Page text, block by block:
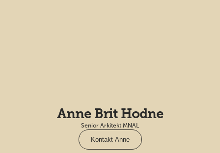
Anne Brit Hodne
Senior Arkitekt MNAL
Kontakt Anne